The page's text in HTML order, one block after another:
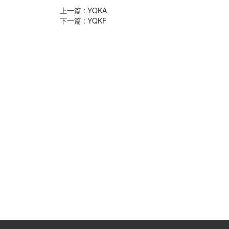
上一篇 : YQKA
下一篇 : YQKF